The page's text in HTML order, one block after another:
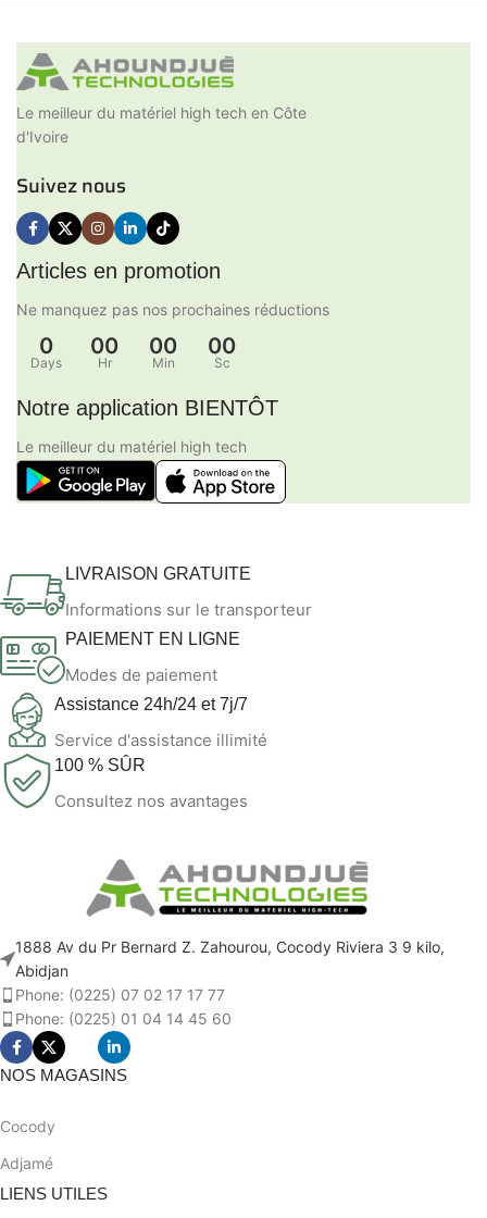
Le meilleur du matériel high tech en Côte
d'Ivoire
Suivez nous
Articles en promotion
Ne manquez pas nos prochaines réductions
0
Days
00
Hr
00
Min
00
Sc
Notre application BIENTÔT
Le meilleur du matériel high tech
LIVRAISON GRATUITE
Informations sur le transporteur
PAIEMENT EN LIGNE
Modes de paiement
Assistance 24h/24 et 7j/7
Service d'assistance illimité
100 % SÛR
Consultez nos avantages
1888 Av du Pr Bernard Z. Zahourou, Cocody Riviera 3 9 kilo,
Abidjan
Phone: (0225) 07 02 17 17 77
Phone: (0225) 01 04 14 45 60
NOS MAGASINS
Cocody
Adjamé
LIENS UTILES